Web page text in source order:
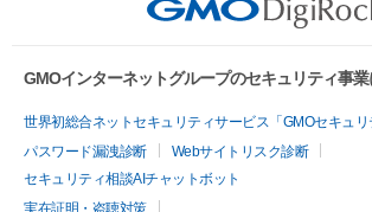
GMOインターネットグループのセキュリティ事
世界初総合ネットセキュリティサービス「GMOセキュリ
パスワード漏洩診断
Webサイトリスク診断
セキュリティ相談AIチャットボット
実在証明・盗聴対策